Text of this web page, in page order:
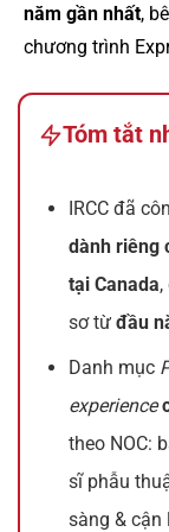
năm gần nhất,
chương trình
Tóm tắt
IRCC đã
dành riêng
tại Canada
sơ từđầu
Danh mục
experience
theo NOC:
sĩ phẫu
sàng & cận